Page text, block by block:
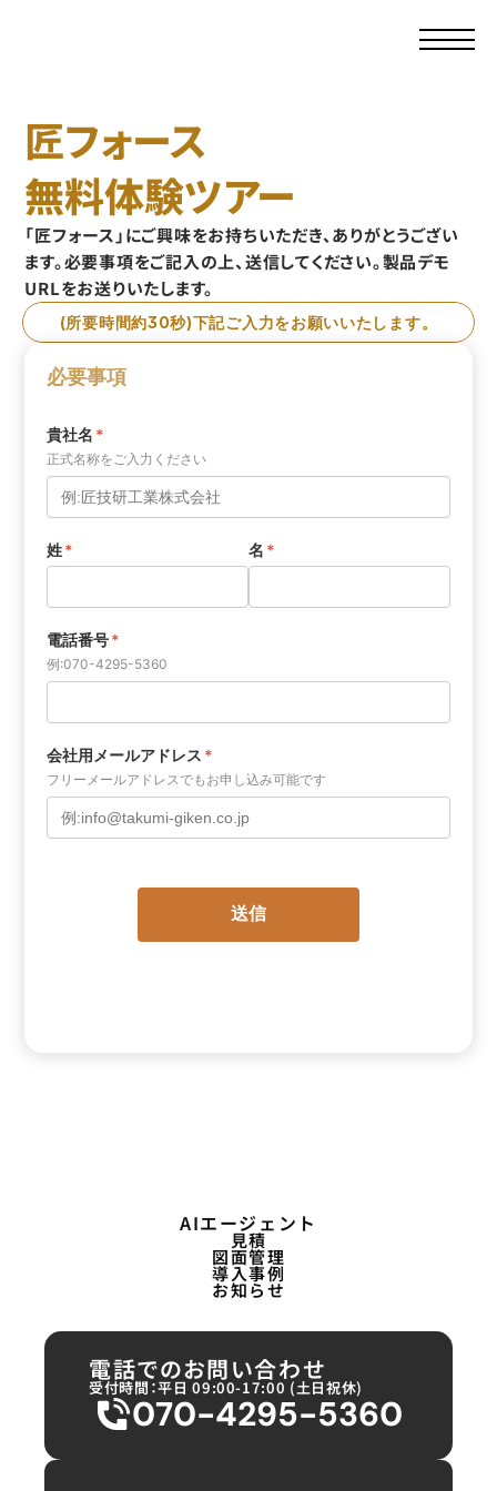
匠フォース
無料体験ツアー
「匠フォース」にご興味をお持ちいただき、ありがとうござい
ます。必要事項をご記入の上、送信してください。製品デモ
URLをお送りいたします。
(所要時間約30秒)下記ご入力をお願いいたします。
必要事項
貴社名 *
正式名称をご入力ください
姓* 名 *
電話番号*
例:070-4295-5360
会社用メールアドレス *
フリーメールアドレスでもお申し込み可能です
送信
AIエージェント
見積
図面管理
導入事例
お知らせ
電話でのお問い合わせ
受付時間：平日 09:00-17:00 (土日祝休)
070-4295-5360